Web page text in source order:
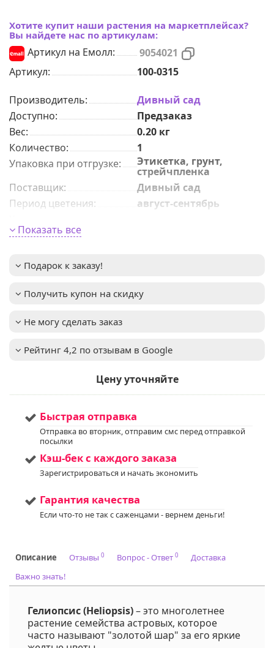
Хотите купит наши растения на маркетплейсах?
Вы найдете нас по артикулам:
Артикул на Емолл:
9054021
Артикул:
100-0315
Производитель:
Дивный сад
Доступно:
Предзаказ
Вес:
0.20 кг
Количeствo:
1
Упаковка при отгрузке: Этикетка, грунт,
стрейчпленка
Поставщик:
Дивный сад
Период цветения:
август-сентябрь
Преимущества сорта
Размер цветка:
Высота взрослого
растения
1,2-1,5м
Зимостойкость
Важное описание: Растение
предпочитает
рыхлую почву Не
переносит застой
воды
Освещенность:
Услуга:
услуги по уходу за
доступна. Если у вас
пожалуйста,
получения
дополнительной
информации.
+375298412160
Показать все
Подарок к заказу!
Получить купон на скидку
Не могу сделать заказ
Рейтинг 4,2 по отзывам в Google
Цену уточняйте
Быстрая отправка
Отправка во вторник, отправим смс перед отправкой
посылки
Кэш-бек с каждого заказа
Зарегистрироваться и начать экономить
Гарантия качества
Если что-то не так с саженцами - вернем деньги!
Описание Отзывы 0 Вопрос - Ответ 0
Доставка
Важно знать!
Гелиопсис (Heliopsis)– это многолетнее
растение семейства астровых, которое
часто называют "золотой шар" за его яркие